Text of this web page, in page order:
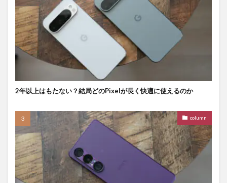
2年以上はもたない？結局どのPixelが長く快適に使えるのか
column